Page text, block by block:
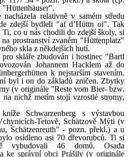
"Hüttenhäuser".
nacházela relativně v samém středu
zdejší bydleli "af d’Hüttn oi". Tak
co u nás chodili do zdejší školy, si
prostranství zvaném "Hüttenplatz"
skla z někdejších hutí.
skláře zbudován i hostinec "Bartl
Johannem Hacklem až do
k nejstarším stavením.
byl i on do základů zničen. Zbytky
(v originále "Reste vom Bier- bzw.
nichž metím stojí vzrostlé stromy,
Schwarzenberg s výstavbou
Tetově, Schätzově Mýti (v
Schätzenreuth" - pozn. překl.) a u
osídleno asi 70 dřevorubců. Ti si
vybudovali 46 domů. Osada
ke správní obci Prášily (v originále